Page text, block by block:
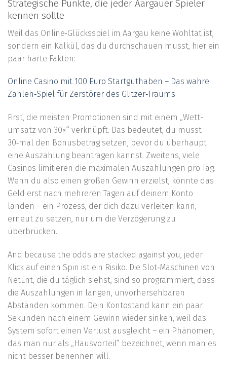
Strategische Punkte, die jeder Aargauer Spieler
kennen sollte
Weil das Online‑Glücksspiel im Aargau keine Wohltat ist,
sondern ein Kalkül, das du durchschauen musst, hier ein
paar harte Fakten:
Online Casino mit 100 Euro Startguthaben – Das wahre
Zahlen‑Spiel für Zerstörer des Glitzer‑Traums
First, die meisten Promotionen sind mit einem „Wett­
umsatz von 30×“ verknüpft. Das bedeutet, du musst
30‑mal den Bonusbetrag setzen, bevor du überhaupt
eine Auszahlung beantragen kannst. Zweitens, viele
Casinos limitieren die maximalen Auszahlungen pro Tag.
Wenn du also einen großen Gewinn erzielst, könnte das
Geld erst nach mehreren Tagen auf deinem Konto
landen – ein Prozess, der dich dazu verleiten kann,
erneut zu setzen, nur um die Verzögerung zu
überbrücken.
And because the odds are stacked against you, jeder
Klick auf einen Spin ist ein Risiko. Die Slot‑Maschinen von
NetEnt, die du täglich siehst, sind so programmiert, dass
die Auszahlungen in langen, unvorhersehbaren
Abständen kommen. Dein Kontostand kann ein paar
Sekunden nach einem Gewinn wieder sinken, weil das
System sofort einen Verlust ausgleicht – ein Phänomen,
das man nur als „Hausvorteil“ bezeichnet, wenn man es
nicht besser benennen will.